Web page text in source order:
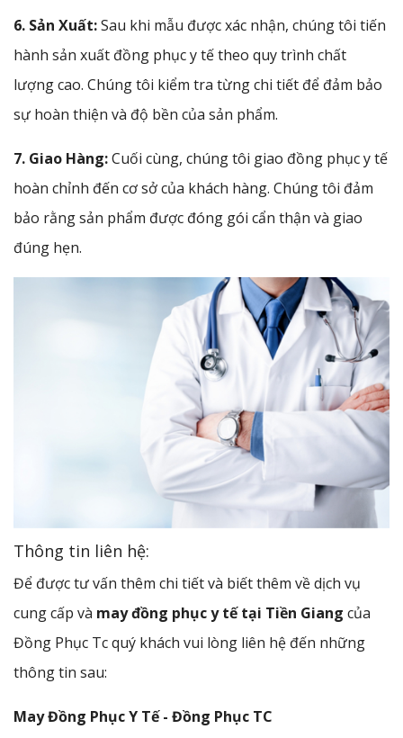
6. Sản Xuất:Sau khi mẫu được xác nhận, chúng tôi tiến
hành sản xuất đồng phục y tế theo quy trình chất
lượng cao. Chúng tôi kiểm tra từng chi tiết để đảm bảo
sự hoàn thiện và độ bền của sản phẩm.
7. Giao Hàng:Cuối cùng, chúng tôi giao đồng phục y tế
hoàn chỉnh đến cơ sở của khách hàng. Chúng tôi đảm
bảo rằng sản phẩm được đóng gói cẩn thận và giao
đúng hẹn.
Thông tin liên hệ:
Để được tư vấn thêm chi tiết và biết thêm về dịch vụ
cung cấp và may đồng phục y tế tại Tiền Giang của
Đồng Phục Tc quý khách vui lòng liên hệ đến những
thông tin sau:
May Đồng Phục Y Tế - Đồng Phục TC